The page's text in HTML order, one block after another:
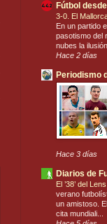
Fútbol
3-0. El
En un partido
pasotismo del
nubes la
Hace 2 días
Periodismo
Hace 3 días
Diarios de
El ’38’ del
verano
un amistoso.
cita mundiali...